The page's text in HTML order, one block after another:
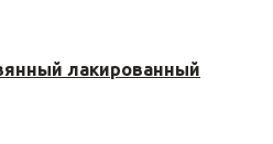
лакированный